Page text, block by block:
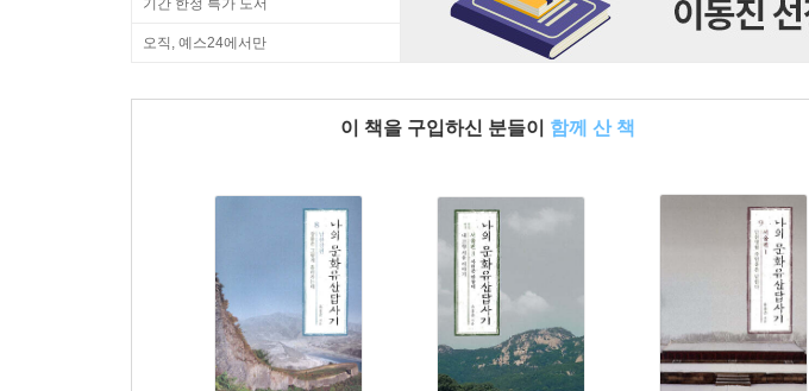
기간 한정 특가 도서
오직, 예스24에서만
이 책을 구입하신 분들이 함께 산 책